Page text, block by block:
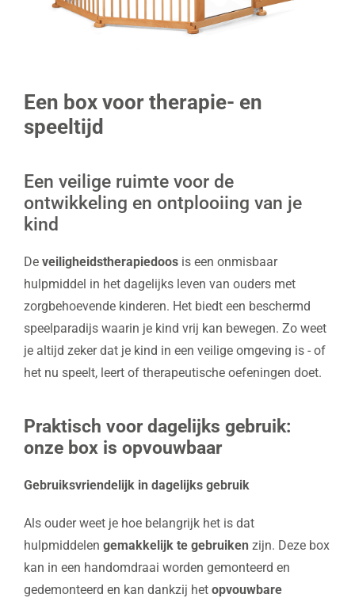
Een box voor therapie- en
speeltijd
Een veilige ruimte voor de
ontwikkeling en ontplooiing van je
kind
De veiligheidstherapiedoos is een onmisbaar
hulpmiddel in het dagelijks leven van ouders met
zorgbehoevende kinderen. Het biedt een beschermd
speelparadijs waarin je kind vrij kan bewegen. Zo weet
je altijd zeker dat je kind in een veilige omgeving is - of
het nu speelt, leert of therapeutische oefeningen doet.
Praktisch voor dagelijks gebruik:
onze box is opvouwbaar
Gebruiksvriendelijk in dagelijks gebruik
Als ouder weet je hoe belangrijk het is dat
hulpmiddelen gemakkelijk te gebruiken zijn. Deze box
kan in een handomdraai worden gemonteerd en
gedemonteerd en kan dankzij het opvouwbare